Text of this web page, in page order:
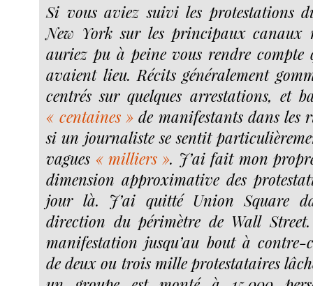
Si vous aviez suivi les protestations
New York sur les principaux canaux
auriez pu à peine vous rendre compte
avaient lieu. Récits généralement
centrés sur quelques arrestations, et
« centaines »de manifestants dans les
si un journaliste se sentit
vagues « milliers ». J’ai fait mon
dimension approximative des
jour là. J’ai quitté Union Square
direction du périmètre de Wall
manifestation jusqu’au bout à
de deux ou trois mille protestataires